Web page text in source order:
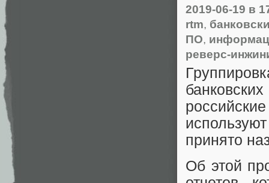
2019-06-19 в
rtm,
ПО,
реверс-
принято
Об этой